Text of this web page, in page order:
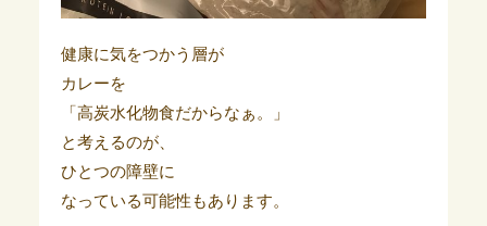
健康に気をつかう層が
カレーを
「高炭水化物食だからなぁ。」
と考えるのが、
ひとつの障壁に
なっている可能性もあります。